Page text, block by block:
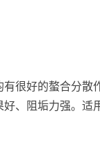
很好的螯合分散
、阻垢力强。适